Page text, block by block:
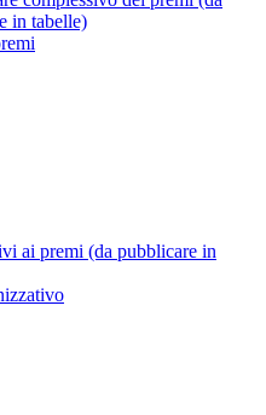
in tabelle)
ai premi (da pubblicare in